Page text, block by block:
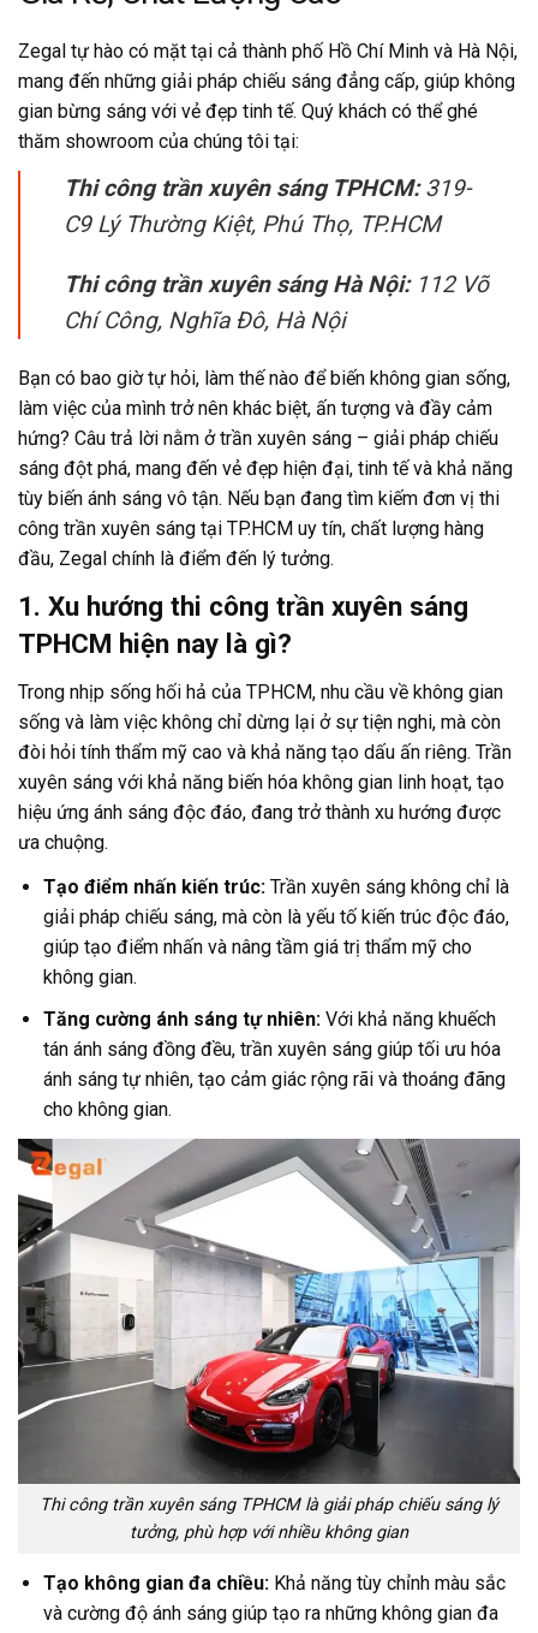
Zegal tự hào có mặt tại cả thành phố Hồ Chí Minh và Hà Nội,
mang đến những giải pháp chiếu sáng đẳng cấp, giúp không
gian bừng sáng với vẻ đẹp tinh tế. Quý khách có thể ghé
thăm showroom của chúng tôi tại:
Thi công trần xuyên sáng TPHCM:319-
C9 Lý Thường Kiệt, Phú Thọ, TP.HCM
Thi công trần xuyên sáng Hà Nội:112 Võ
Chí Công, Nghĩa Đô, Hà Nội
Bạn có bao giờ tự hỏi, làm thế nào để biến không gian sống,
làm việc của mình trở nên khác biệt, ấn tượng và đầy cảm
hứng? Câu trả lời nằm ởtrần xuyên sáng – giải pháp chiếu
sáng đột phá, mang đến vẻ đẹp hiện đại, tinh tế và khả năng
tùy biến ánh sáng vô tận. Nếu bạn đang tìm kiếm đơn vị thi
công trần xuyên sáng tại TP.HCM uy tín, chất lượng hàng
đầu, Zegal chính là điểm đến lý tưởng.
1. Xu hướng thi công trần xuyên sáng
TPHCM hiện nay là gì?
Trong nhịp sống hối hả của TPHCM, nhu cầu về không gian
sống và làm việc không chỉ dừng lại ở sự tiện nghi, mà còn
đòi hỏi tính thẩm mỹ cao và khả năng tạo dấu ấn riêng. Trần
xuyên sáng với khả năng biến hóa không gian linh hoạt, tạo
hiệu ứng ánh sáng độc đáo, đang trở thành xu hướng được
ưa chuộng.
Tạo điểm nhấn kiến trúc:Trần xuyên sáng không chỉ là
giải pháp chiếu sáng, mà còn là yếu tố kiến trúc độc đáo,
giúp tạo điểm nhấn và nâng tầm giá trị thẩm mỹ cho
không gian.
Tăng cường ánh sáng tự nhiên:Với khả năng khuếch
tán ánh sáng đồng đều, trần xuyên sáng giúp tối ưu hóa
ánh sáng tự nhiên, tạo cảm giác rộng rãi và thoáng đãng
cho không gian.
Thi công trần xuyên sáng TPHCM là giải pháp chiếu sáng lý
tưởng, phù hợp với nhiều không gian
Tạo không gian đa chiều: Khả năng tùy chỉnh màu sắc
và cường độ ánh sáng giúp tạo ra những không gian đa